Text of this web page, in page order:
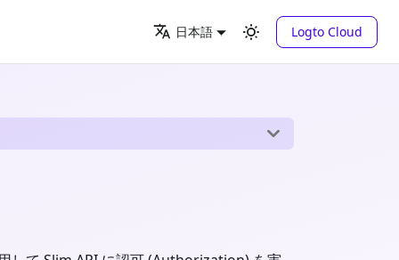
日本語 Logto Cloud